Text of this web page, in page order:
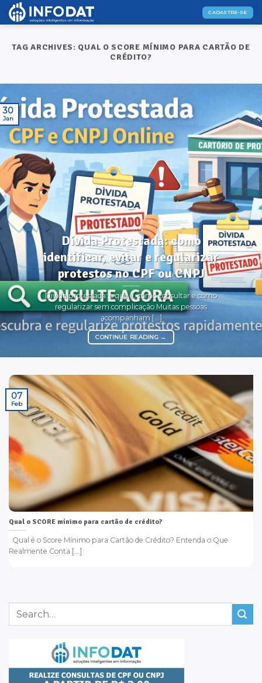
Skip
CADASTRE-SE
TAG ARCHIVES: QUAL O SCORE MÍNIMO PARA CARTÃO DE
CRÉDITO?
DICAS ÚTEIS
Dívida Protestada: como
identificar, evitar e regularizar
protestos no CPF ou CNPJ
Dívida protestada: o que é, como consultar e como
regularizar sem complicação Muitas pessoas
acompanham [...]
CONTINUE READING →
30
Jan
Qual o SCORE mínimo para cartão de crédito?
Qual é o Score Mínimo para Cartão de Crédito? Entenda o Que
Realmente Conta [...]
07
Feb